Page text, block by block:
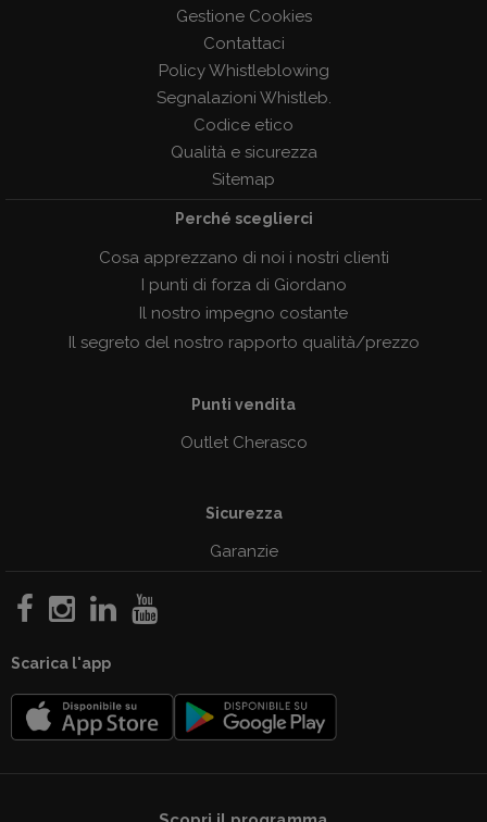
Gestione Cookies
Contattaci
Policy Whistleblowing
Segnalazioni Whistleb.
Codice etico
Qualità e sicurezza
Sitemap
Perché sceglierci
Cosa apprezzano di noi i nostri clienti
I punti di forza di Giordano
Il nostro impegno costante
Il segreto del nostro rapporto qualità/prezzo
Punti vendita
Outlet Cherasco
Sicurezza
Garanzie
Scarica l'app